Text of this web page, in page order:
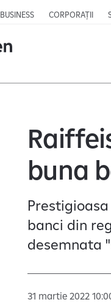
BUSINESS CORPORAȚII
buna
banci din
desemnata
31 martie 2022